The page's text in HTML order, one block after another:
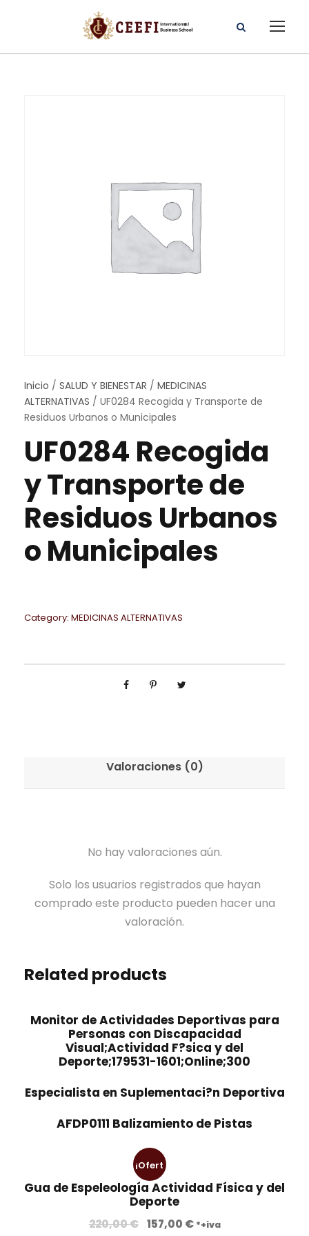
Inicio / SALUD Y BIENESTAR / MEDICINAS
ALTERNATIVAS / UF0284 Recogida y Transporte de
Residuos Urbanos o Municipales
UF0284 Recogida
y Transporte de
Residuos Urbanos
o Municipales
Category: MEDICINAS ALTERNATIVAS
Valoraciones (0)
No hay valoraciones aún.
Solo los usuarios registrados que hayan
comprado este producto pueden hacer una
valoración.
Related products
Monitor de Actividades Deportivas para
Personas con Discapacidad
Visual;Actividad F?sica y del
Deporte;179531-1601;Online;300
Especialista en Suplementaci?n Deportiva
AFDP0111 Balizamiento de Pistas
¡Ofert
a!
Gua de Espeleología Actividad Física y del
Deporte
220,00€ E
157,00 €E*+iva